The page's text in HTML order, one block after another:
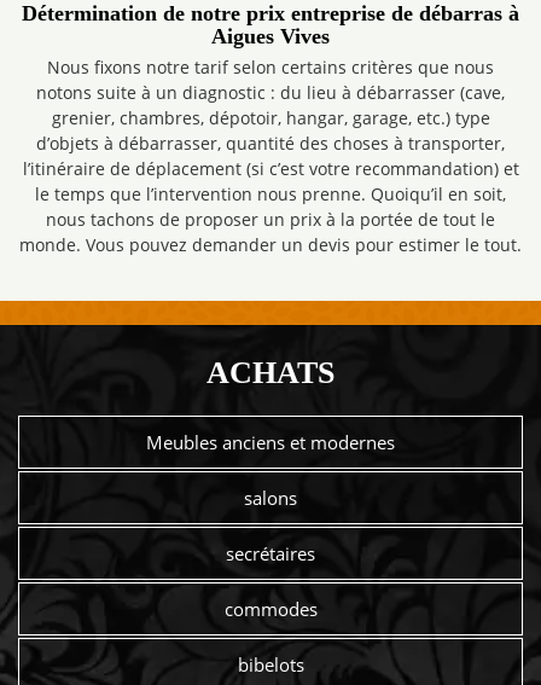
Détermination de notre prix entreprise de débarras à
Aigues Vives
Nous fixons notre tarif selon certains critères que nous
notons suite à un diagnostic : du lieu à débarrasser (cave,
grenier, chambres, dépotoir, hangar, garage, etc.) type
d’objets à débarrasser, quantité des choses à transporter,
l’itinéraire de déplacement (si c’est votre recommandation) et
le temps que l’intervention nous prenne. Quoiqu’il en soit,
nous tachons de proposer un prix à la portée de tout le
monde. Vous pouvez demander un devis pour estimer le tout.
ACHATS
Meubles anciens et modernes
salons
secrétaires
commodes
bibelots